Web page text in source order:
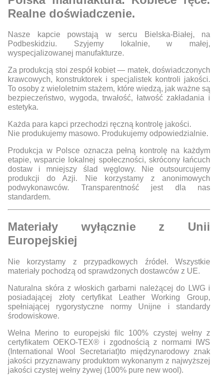
Realne doświadczenie.
Nasze kapcie powstają w sercu Bielska-Białej, na
Podbeskidziu. Szyjemy lokalnie, w małej,
wyspecjalizowanej manufakturze.
Za produkcją stoi zespół kobiet — matek, doświadczonych
krawcowych, konstruktorek i specjalistek kontroli jakości.
To osoby z wieloletnim stażem, które wiedzą, jak ważne są
bezpieczeństwo, wygoda, trwałość, łatwość zakładania i
estetyka.
Każda para kapci przechodzi ręczną kontrolę jakości.
Nie produkujemy masowo. Produkujemy odpowiedzialnie.
Produkcja w Polsce oznacza pełną kontrolę na każdym
etapie, wsparcie lokalnej społeczności, skrócony łańcuch
dostaw i mniejszy ślad węglowy. Nie outsourcujemy
produkcji do Azji. Nie korzystamy z anonimowych
podwykonawców. Transparentność jest dla nas
standardem.
Materiały wyłącznie z Unii
Europejskiej
Nie korzystamy z przypadkowych źródeł. Wszystkie
materiały pochodzą od sprawdzonych dostawców z UE.
Naturalna skóra z włoskich garbarni należącej do LWG i
posiadającej złoty certyfikat Leather Working Group,
spełniającej rygorystyczne normy Unijne i standardy
środowiskowe.
Wełna Merino to europejski filc 100% czystej wełny z
certyfikatem OEKO-TEX® i zgodnością z normami IWS
(International Wool Secretariat)to międzynarodowy znak
jakości przyznawany produktom wykonanym z najwyższej
jakości czystej wełny żywej (100% pure new wool).